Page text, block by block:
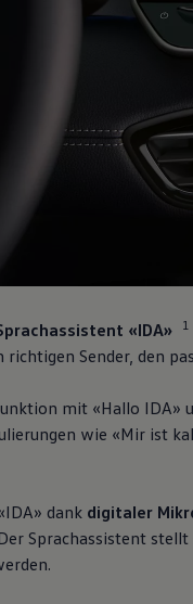
Shop
und Radio
«IDA» 1
richtigen Sender, den
mit «Hallo IDA»
wie «Mir ist
dank digitaler
Sprachassistent